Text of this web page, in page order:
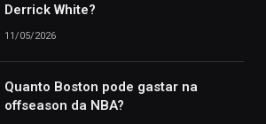
Derrick White?
11/05/2026
Quanto Boston pode gastar na
offseason da NBA?